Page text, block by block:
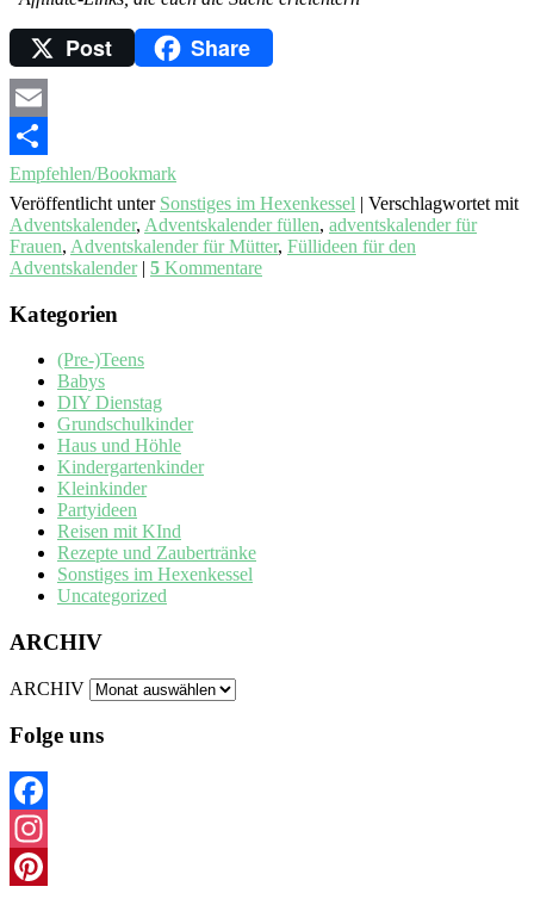
Post Share
Email
Empfehlen/Bookmark
Veröffentlicht unter Sonstiges im Hexenkessel | Verschlagwortet mit
Adventskalender, Adventskalender füllen, adventskalender für
Frauen, Adventskalender für Mütter, Füllideen für den
Adventskalender | 5 Kommentare
Kategorien
(Pre-)Teens
Babys
DIY Dienstag
Grundschulkinder
Haus und Höhle
Kindergartenkinder
Kleinkinder
Partyideen
Reisen mit KInd
Rezepte und Zaubertränke
Sonstiges im Hexenkessel
Uncategorized
ARCHIV
ARCHIV
Folge uns
Facebook
Instagram